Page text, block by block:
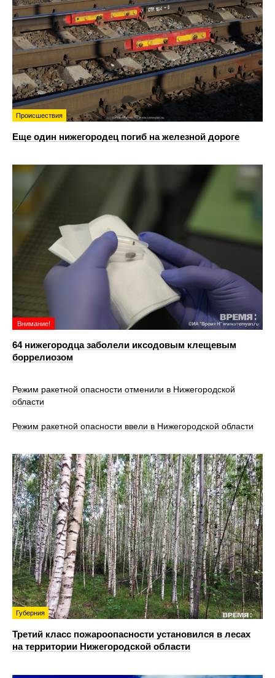
Происшествия
Еще один нижегородец погиб на железной дороге
Внимание!
64 нижегородца заболели иксодовым клещевым
боррелиозом
Режим ракетной опасности отменили в Нижегородской
области
Режим ракетной опасности ввели в Нижегородской области
Губерния
Третий класс пожароопасности установился в лесах
на территории Нижегородской области